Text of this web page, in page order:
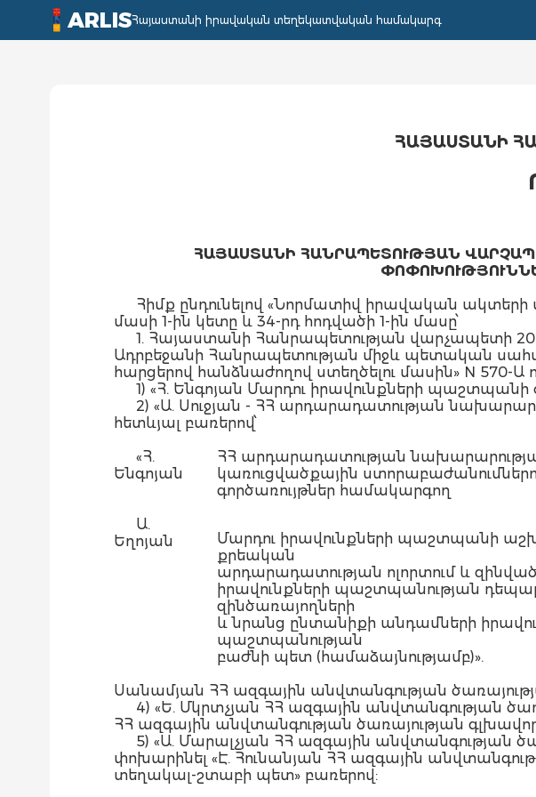
ARLISՀայաստանի իրավական տեղեկատվական համակարգ
ՀԱՅԱՍՏԱՆԻ
ՀԱՅԱՍՏԱՆԻ ՀԱՆՐԱՊԵՏՈՒԹՅԱՆ
Հիմք ընդունելով «Նորմատիվ իրավական
մասի 1-ին կետը և 34-րդ հոդվածի 1-ին մասը՝
1. Հայաստանի Հանրապետության վարչապետի
Ադրբեջանի Հանրապետության միջև պետական
հարցերով հանձնաժողով ստեղծելու մասին» N 570-Ա
1) «Հ. Ենգոյան Մարդու իրավունքների
2) «Ա. Սուջյան - ՀՀ արդարադատության
հետևյալ բառերով՝
«Հ.
Ենգոյան
ՀՀ արդարադատության
կառուցվածքային
գործառույթներ համակարգող
Ա.
Եղոյան
Մարդու իրավունքների պաշտպանի
քրեական
արդարադատության ոլորտում և զինված
իրավունքների պաշտպանության
զինծառայողների
և նրանց ընտանիքի անդամների
պաշտպանության
բաժնի պետ (համաձայնությամբ)».
Սանամյան ՀՀ ազգային անվտանգության
4) «Ե. Մկրտչյան ՀՀ ազգային անվտանգության
ՀՀ ազգային անվտանգության ծառայության
5) «Ա. Մարալչյան ՀՀ ազգային
փոխարինել «Է. Հունանյան ՀՀ ազգային
տեղակալ-շտաբի պետ» բառերով: